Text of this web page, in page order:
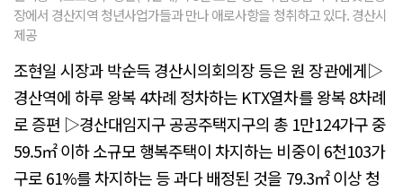
장에서 경산지역 청년사업가들과 만나 애로사항을 청취하고 있다. 경산시
제공
조현일 시장과 박순득 경산시의회의장 등은 원 장관에게▷
경산역에 하루 왕복 4차례 정차하는 KTX열차를 왕복 8차례
로 증편 ▷경산대임지구 공공주택지구의 총 1만124가구 중
59.5㎡ 이하 소규모 행복주택이 차지하는 비중이 6천103가
구로 61%를 차지하는 등 과다 배정된 것을 79.3㎡ 이상 청